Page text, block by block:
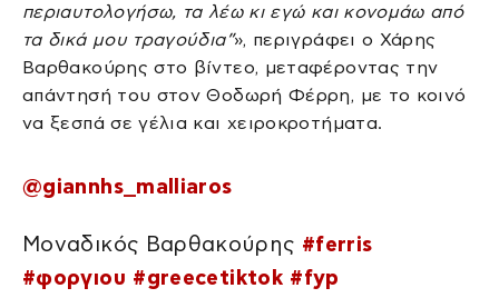
περιαυτολογήσω, τα λέω κι εγώ και κονομάω από
τα δικά μου τραγούδια”», περιγράφει ο Χάρης
Βαρθακούρης στο βίντεο, μεταφέροντας την
απάντησή του στον Θοδωρή Φέρρη, με το κοινό
να ξεσπά σε γέλια και χειροκροτήματα.
@giannhs_malliaros
Μοναδικός Βαρθακούρης #ferris
#φοργιου #greecetiktok #fyp